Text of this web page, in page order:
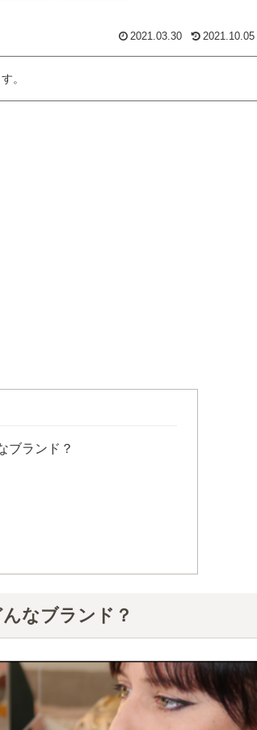
2021.03.30 2021.10.05
。
ブランド？
なブランド？